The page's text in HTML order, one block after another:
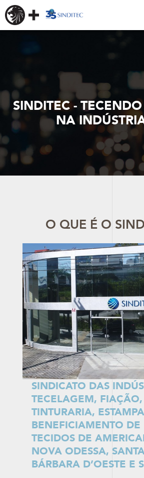
SINDITEC -
NA
O QUE É O
SINDICATO DAS
TECELAGEM,
TINTURARIA,
BENEFICIAMENTO DE
TECIDOS DE
NOVA ODESSA, SANTA
BÁRBARA D’OESTE E